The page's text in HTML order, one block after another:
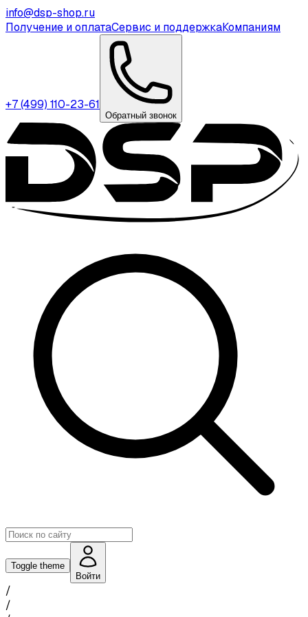
info@dsp-shop.ru
Получение и оплатаСервис и поддержкаКомпаниям
+7 (499) 110-23-61
Обратный звонок
Toggle theme
Войти
/
/